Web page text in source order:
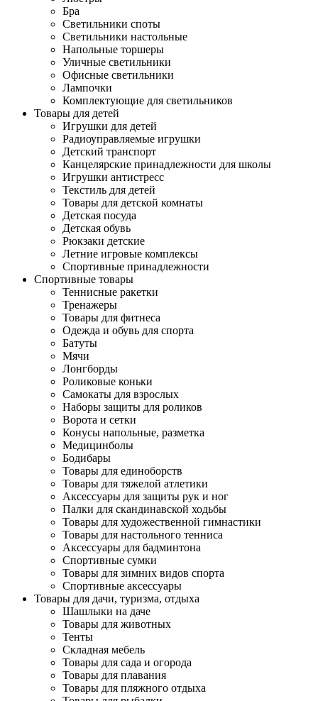
Бра
Светильники споты
Светильники настольные
Напольные торшеры
Уличные светильники
Офисные светильники
Лампочки
Комплектующие для светильников
Товары для детей
Игрушки для детей
Радиоуправляемые игрушки
Детский транспорт
Канцелярские принадлежности для школы
Игрушки антистресс
Текстиль для детей
Товары для детской комнаты
Детская посуда
Детская обувь
Рюкзаки детские
Летние игровые комплексы
Спортивные принадлежности
Спортивные товары
Теннисные ракетки
Тренажеры
Товары для фитнеса
Одежда и обувь для спорта
Батуты
Мячи
Лонгборды
Роликовые коньки
Самокаты для взрослых
Наборы защиты для роликов
Ворота и сетки
Конусы напольные, разметка
Медицинболы
Бодибары
Товары для единоборств
Товары для тяжелой атлетики
Аксессуары для защиты рук и ног
Палки для скандинавской ходьбы
Товары для художественной гимнастики
Товары для настольного тенниса
Аксессуары для бадминтона
Спортивные сумки
Товары для зимних видов спорта
Спортивные аксессуары
Товары для дачи, туризма, отдыха
Шашлыки на даче
Товары для животных
Тенты
Складная мебель
Товары для сада и огорода
Товары для плавания
Товары для пляжного отдыха